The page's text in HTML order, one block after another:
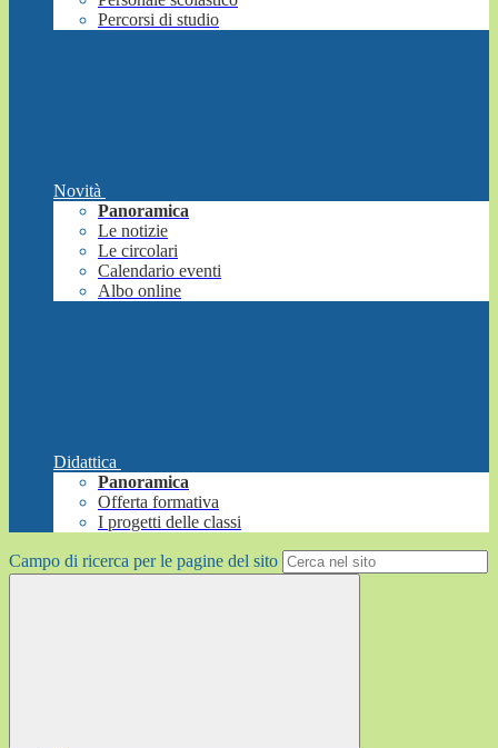
Percorsi di studio
Novità
Panoramica
Le notizie
Le circolari
Calendario eventi
Albo online
Didattica
Panoramica
Offerta formativa
I progetti delle classi
Campo di ricerca per le pagine del sito